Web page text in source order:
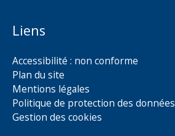
Liens
Accessibilité : non conforme
Plan du site
Mentions légales
Politique de protection des données
Gestion des cookies